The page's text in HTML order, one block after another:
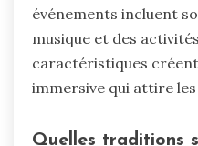
événements incluent
musique et des
caractéristiques
immersive qui attire
Quelles traditions